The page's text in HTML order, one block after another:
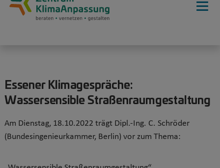
Essener Klimagespräche:
Wassersensible Straßenraumgestaltung
Am Dienstag, 18.10.2022 trägt Dipl.-Ing. C. Schröder
(Bundesingenieurkammer, Berlin) vor zum Thema: